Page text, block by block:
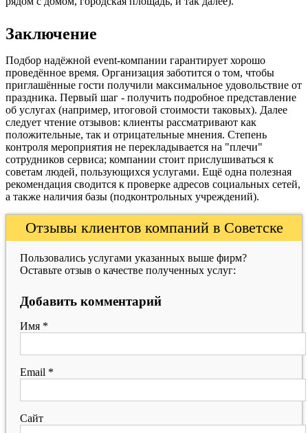
Заключение
Подбор надёжной event-компании гарантирует хорошо
проведённое время. Организация заботится о том, чтобы
приглашённые гости получили максимальное удовольствие от
праздника. Первый шаг - получить подробное представление
об услугах (например, итоговой стоимости таковых). Далее
следует чтение отзывов: клиенты рассматривают как
положительные, так и отрицательные мнения. Степень
контроля мероприятия не перекладывается на "плечи"
сотрудников сервиса; компании стоит прислушиваться к
советам людей, пользующихся услугами. Ещё одна полезная
рекомендация сводится к проверке адресов социальных сетей,
а также наличия базы (подконтрольных учреждений).
Отзывы клиентов компаний в Советске
Пользовались услугами указанных выше фирм?
Оставьте отзыв о качестве полученных услуг:
Добавить комментарий
Имя *
Email *
Сайт